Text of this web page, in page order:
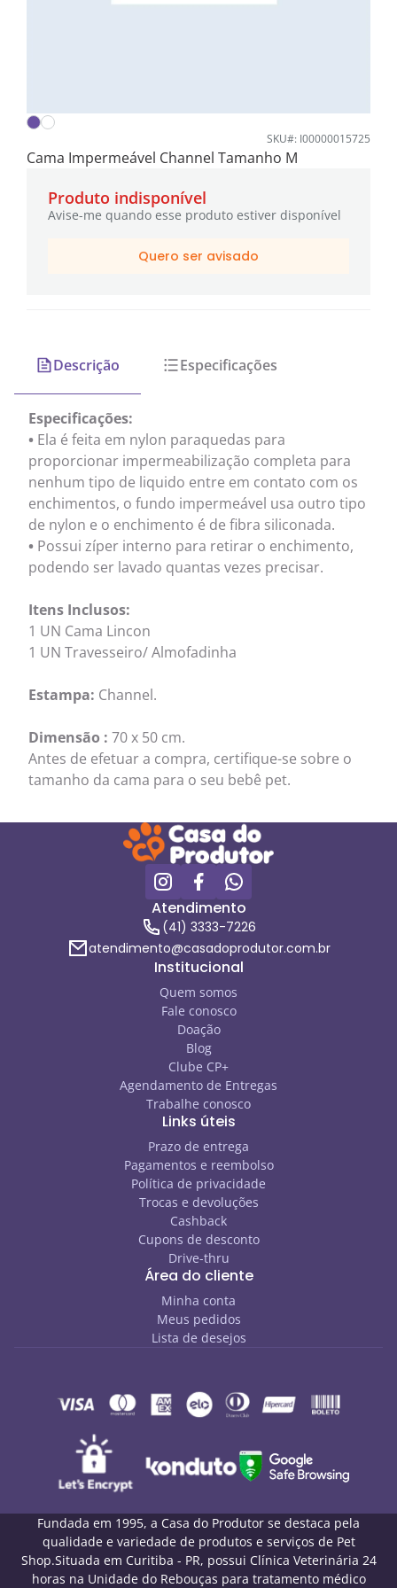
SKU#: I00000015725
Cama Impermeável Channel Tamanho M
Produto indisponível
Avise-me quando esse produto estiver disponível
Quero ser avisado
Descrição Especificações
Especificações:
• Ela é feita em nylon paraquedas para
proporcionar impermeabilização completa para
nenhum tipo de liquido entre em contato com os
enchimentos, o fundo impermeável usa outro tipo
de nylon e o enchimento é de fibra siliconada.
• Possui zíper interno para retirar o enchimento,
podendo ser lavado quantas vezes precisar.
Itens Inclusos:
1 UN Cama Lincon
1 UN Travesseiro/ Almofadinha
Estampa: Channel.
Dimensão : 70 x 50 cm.
Antes de efetuar a compra, certifique-se sobre o
tamanho da cama para o seu bebê pet.
Atendimento
(41) 3333-7226
atendimento@casadoprodutor.com.br
Institucional
Quem somos
Fale conosco
Doação
Blog
Clube CP+
Agendamento de Entregas
Trabalhe conosco
Links úteis
Prazo de entrega
Pagamentos e reembolso
Política de privacidade
Trocas e devoluções
Cashback
Cupons de desconto
Drive-thru
Área do cliente
Minha conta
Meus pedidos
Lista de desejos
Fundada em 1995, a Casa do Produtor se destaca pela
qualidade e variedade de produtos e serviços de Pet
Shop.Situada em Curitiba - PR, possui Clínica Veterinária 24
horas na Unidade do Rebouças para tratamento médico